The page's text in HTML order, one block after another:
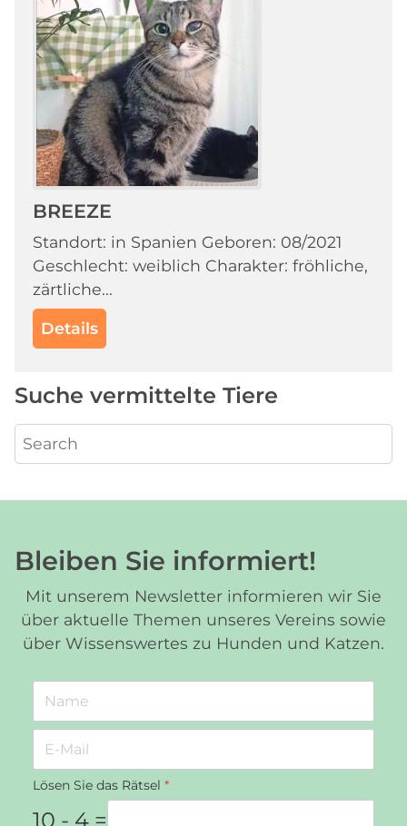
BREEZE
Standort: in Spanien Geboren: 08/2021
Geschlecht: weiblich Charakter: fröhliche,
zärtliche...
Details
Suche vermittelte Tiere
Bleiben Sie informiert!
Mit unserem Newsletter informieren wir Sie
über aktuelle Themen unseres Vereins sowie
über Wissenswertes zu Hunden und Katzen.
Lösen Sie das Rätsel *
10 - 4 =